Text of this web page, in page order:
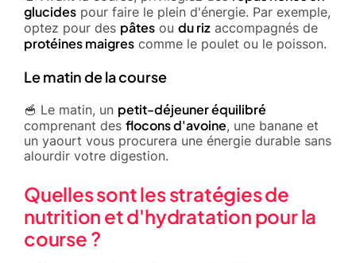
glucides pour faire le plein d'énergie. Par exemple,
optez pour des pâtes ou du riz accompagnés de
protéines maigres comme le poulet ou le poisson.
Le matin de la course
🥣 Le matin, un petit-déjeuner équilibré
comprenant des flocons d'avoine, une banane et
un yaourt vous procurera une énergie durable sans
alourdir votre digestion.
Quelles sont les stratégies de
nutrition et d'hydratation pour la
course ?